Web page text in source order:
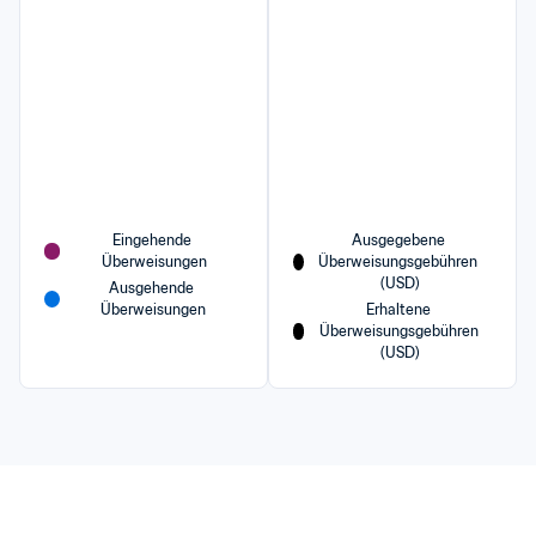
Eingehende
Überweisungen
Ausgehende
Überweisungen
Ausgegebene
Überweisungsgebühren
(USD)
Erhaltene
Überweisungsgebühren
(USD)